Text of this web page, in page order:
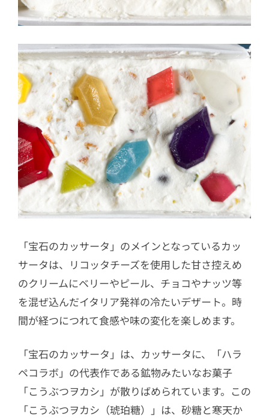
「宝石のカッサータ」のメインとなっているカッ
サータは、リコッタチーズを使用した甘さ控えめ
のクリームにベリーやピール、チョコやナッツ等
を混ぜ込んだイタリア発祥の冷たいデザート。時
間が経つにつれて食感や味の変化を楽しめます。
「宝石のカッサータ」は、カッサータに、「ハラ
ペコラボ」の代表作である鉱物みたいなお菓子
「こうぶつヲカシ」が散りばめられています。この
「こうぶつヲカシ（琥珀糖）」は、砂糖と寒天か